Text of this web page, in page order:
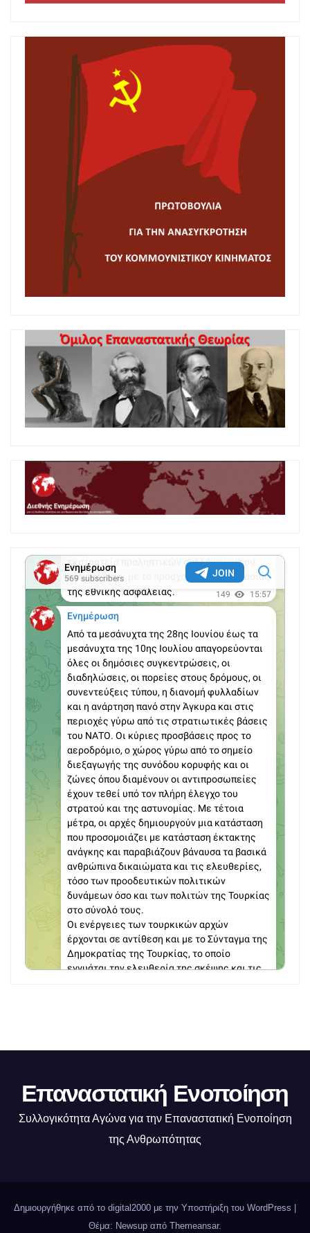
Επαναστατική Ενοποίηση
Συλλογικότητα Αγώνα για την Επαναστατική Ενοποίηση
της Ανθρωπότητας
Δημιουργήθηκε από το digital2000 με την Υποστήριξη του WordPress
Θέμα: Newsup από Themeansar.